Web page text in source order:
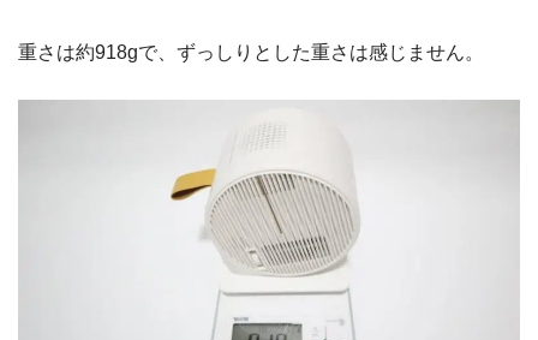
重さは約918gで、ずっしりとした重さは感じません。